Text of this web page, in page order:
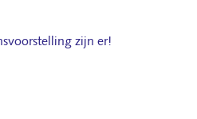
zijn er!